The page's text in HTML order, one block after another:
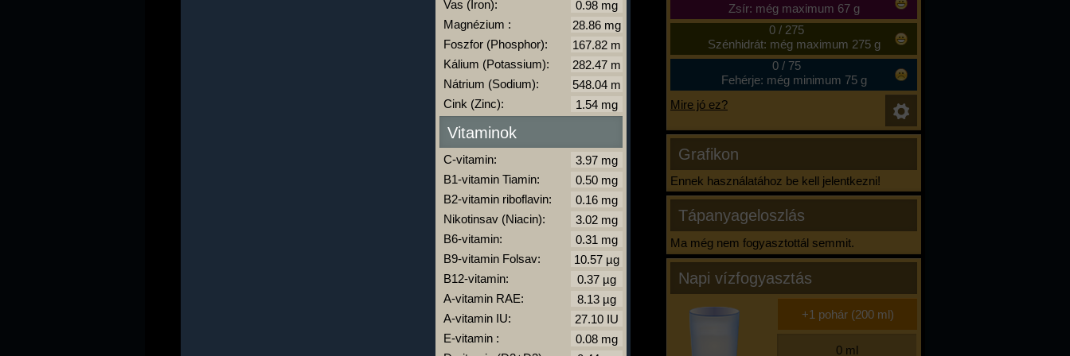
Zsír: még maximum 67 g
0/ 275
Szénhidrát: még maximum 275 g
0/ 75
Fehérje: még minimum 75 g
Mire jó ez?
Grafikon
Ennek használatához be kell jelentkezni!
Tápanyageloszlás
Ma még nem fogyasztottál semmit.
Napi vízfogyasztás
Vas (Iron):
Magnézium :
Foszfor (Phosphor):
Kálium (Potassium):
Nátrium (Sodium):
Cink (Zinc):
Vitaminok
C-vitamin:
B1-vitamin Tiamin:
B2-vitamin riboflavin:
Nikotinsav (Niacin):
B6-vitamin:
B9-vitamin Folsav:
B12-vitamin:
A-vitamin RAE:
A-vitamin IU:
E-vitamin :